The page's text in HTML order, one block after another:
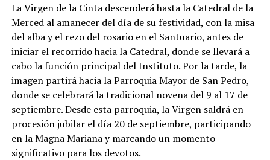
La Virgen de la Cinta descenderá hasta la Catedral de la
Merced al amanecer del día de su festividad, con la misa
del alba y el rezo del rosario en el Santuario, antes de
iniciar el recorrido hacia la Catedral, donde se llevará a
cabo la función principal del Instituto. Por la tarde, la
imagen partirá hacia la Parroquia Mayor de San Pedro,
donde se celebrará la tradicional novena del 9 al 17 de
septiembre. Desde esta parroquia, la Virgen saldrá en
procesión jubilar el día 20 de septiembre, participando
en la Magna Mariana y marcando un momento
significativo para los devotos.